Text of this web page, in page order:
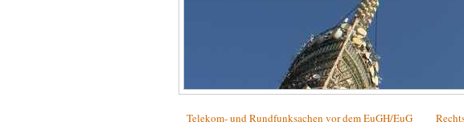
Telekom- und Rundfunksachen vor dem EuGH/EuG